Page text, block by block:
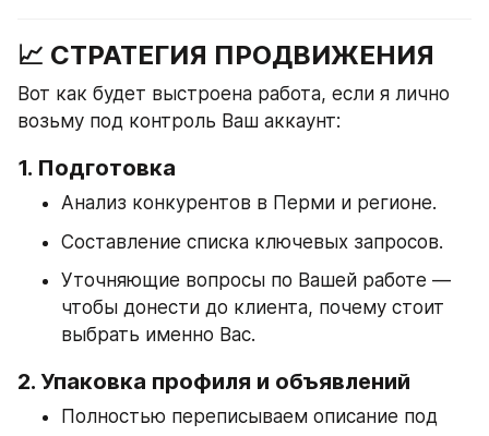
📈 СТРАТЕГИЯ ПРОДВИЖЕНИЯ
Вот как будет выстроена работа, если я лично
возьму под контроль Ваш аккаунт:
1. Подготовка
Анализ конкурентов в Перми и регионе.
Составление списка ключевых запросов.
Уточняющие вопросы по Вашей работе —
чтобы донести до клиента, почему стоит
выбрать именно Вас.
2. Упаковка профиля и объявлений
Полностью переписываем описание под